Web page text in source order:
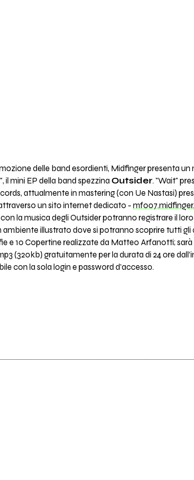
delle band esordienti, Midfinger presenta
il mini EP della band spezzina Outsider. "Wait"
attualmente in mastering (con Ue Nastasi)
un sito internet dedicato -
la musica degli Outsider potranno registrare il
illustrato dove si potranno scoprire tutti gli
10 Copertine realizzate da Matteo Arfanotti; sarà
(320kb) gratuitamente per la durata di 24 ore
con la sola login e password d’accesso.